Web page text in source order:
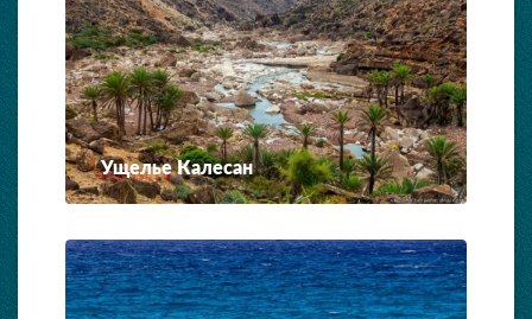
Ущелье Калесан